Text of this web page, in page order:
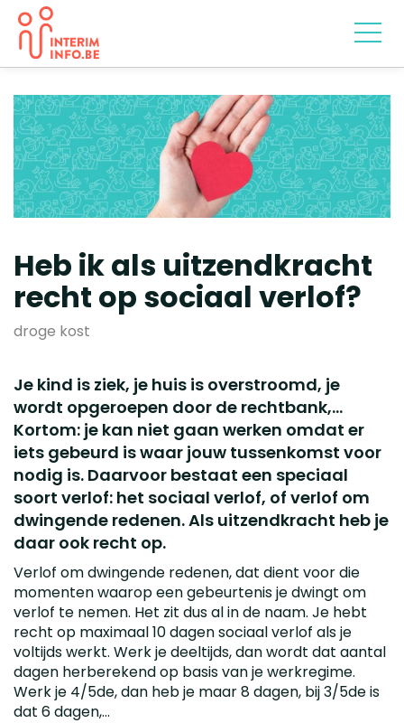
Heb ik als uitzendkracht
recht op sociaal verlof?
droge kost
Je kind is ziek, je huis is overstroomd, je
wordt opgeroepen door de rechtbank,…
Kortom: je kan niet gaan werken omdat er
iets gebeurd is waar jouw tussenkomst voor
nodig is. Daarvoor bestaat een speciaal
soort verlof: het sociaal verlof, of verlof om
dwingende redenen. Als uitzendkracht heb je
daar ook recht op.
Verlof om dwingende redenen, dat dient voor die
momenten waarop een gebeurtenis je dwingt om
verlof te nemen. Het zit dus al in de naam. Je hebt
recht op maximaal 10 dagen sociaal verlof als je
voltijds werkt. Werk je deeltijds, dan wordt dat aantal
dagen herberekend op basis van je werkregime.
Werk je 4/5de, dan heb je maar 8 dagen, bij 3/5de is
dat 6 dagen,…